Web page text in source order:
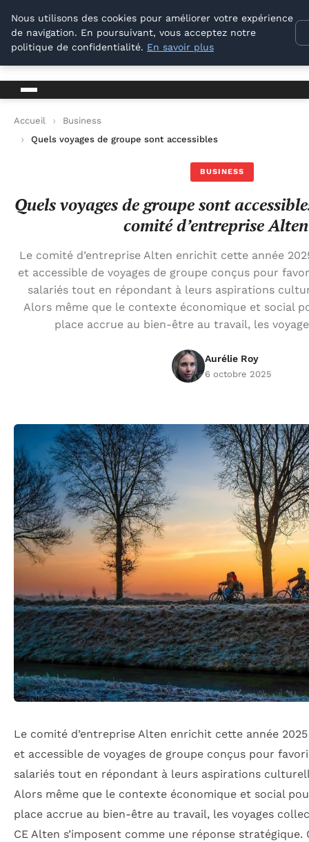
Lyon Photos
Lyon Photos
Accueil
Business
Quels voyages de groupe sont accessibles en 2025 avec le
BUSINESS
Quels voyages de groupe sont
comité d’entreprise
Le comité d’entreprise Alten enrichit cette année
et accessible de voyages de groupe conçus pour
salariés tout en répondant à leurs aspirations
Alors même que le contexte économique et social
place accrue au bien-être au travail, les
Aurélie Roy
6 octobre 2025
Le comité d’entreprise Alten enrichit cette année
et accessible de voyages de groupe conçus pour
salariés tout en répondant à leurs aspirations
Alors même que le contexte économique et social
place accrue au bien-être au travail, les voyages
CE Alten s’imposent comme une réponse stratégique.
Nous utilisons des cookies pour améliorer votre expérience
de navigation. En poursuivant, vous acceptez notre
politique de confidentialité. En savoir plus